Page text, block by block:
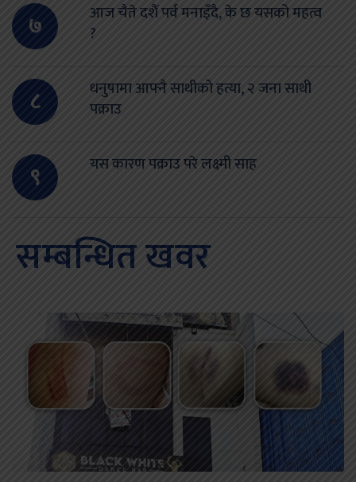
७
आज चैते दशैं पर्व मनाइँदै, के छ यसको महत्व
?
८
धनुषामा आफ्नै साथीको हत्या, २ जना साथी
पक्राउ
९ यस कारण पक्राउ परे लक्ष्मी साह
सम्बन्धित खवर